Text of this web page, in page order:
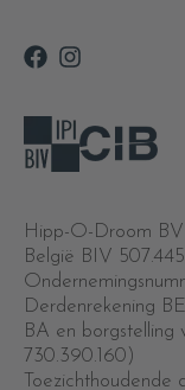
Hipp-O-Droom
België BIV
Derdenrekening
BA en
730.390.160)